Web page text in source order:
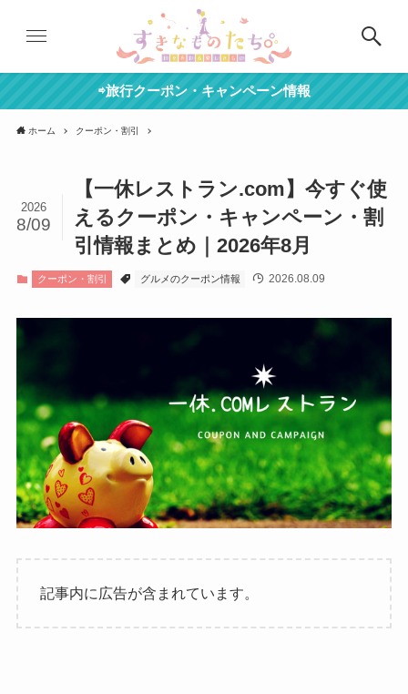
⇨旅行クーポン・キャンペーン情報
ホーム クーポン・割引
【一休レストラン.com】今すぐ使
えるクーポン・キャンペーン・割
引情報まとめ｜2026年8月
2026
8/09
クーポン・割引 グルメのクーポン情報 2026.08.09
記事内に広告が含まれています。